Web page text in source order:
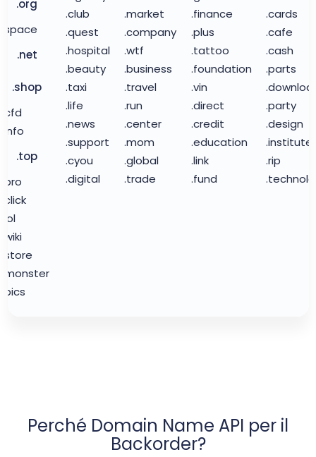
.org
.space
.net
.shop
.cfd
.info
.top
.pro
.click
.lol
.wiki
.store
.monster
.pics
.club
.quest
.hospital
.beauty
.taxi
.life
.news
.support
.cyou
.digital
.market
.company
.wtf
.business
.travel
.run
.center
.mom
.global
.trade
.finance
.plus
.tattoo
.foundation
.vin
.direct
.credit
.education
.link
.fund
.cards
.cafe
.cash
.parts
.party
.design
.institute
.rip
Perché Domain Name API per il
Backorder?